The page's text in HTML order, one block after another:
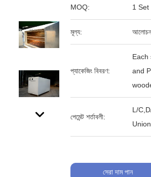
MOQ: 1 Set
মূল্য:
প্যাকেজিং বিবরণ:
Each
and
পেমেন্ট শর্তাবলী:
L/
সেরা দাম পান